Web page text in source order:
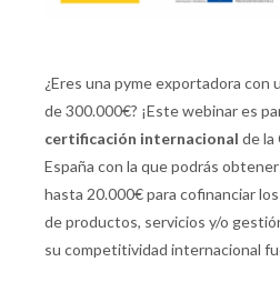
¿Eres una pyme exportadora con
de 300.000€? ¡Este webinar es
certificación internacional de la
España con la que podrás
hasta 20.000€ para cofinanciar
de productos, servicios y/o
su competitividad internacional